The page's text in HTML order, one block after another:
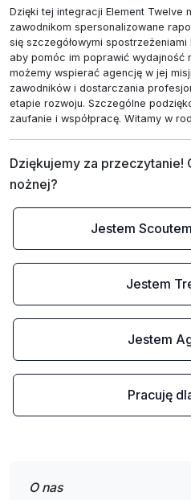
Dzięki tej integracji Element Twelve
zawodnikom spersonalizowane
się szczegółowymi
aby pomóc im poprawić wydajność
możemy wspierać agencję w jej
zawodników i dostarczania
etapie rozwoju. Szczególne
zaufanie i współpracę. Witamy w
Dziękujemy za przeczytanie!
nożnej?
Jestem
Jestem
Jestem
Pracuję
O nas